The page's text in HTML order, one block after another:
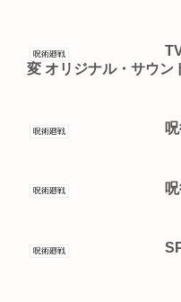
呪術廻戦
変 オリジナル・サウン
呪術廻戦
呪術廻戦
呪術廻戦